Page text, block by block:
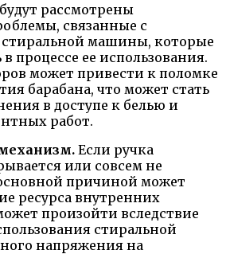
рассмотрены
связанные с
машины, которые
процессе ее использования.
может привести к поломке
барабана, что может стать
в доступе к белью и
работ.
Если ручка
или совсем не
причиной может
ресурса внутренних
произойти вследствие
стиральной
напряжения на